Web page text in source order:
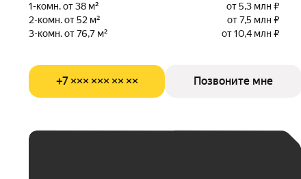
1-комн. от 38 м²
от 5,3 млн ₽
2-комн. от 52 м²
от 7,5 млн ₽
3-комн. от 76,7 м²
от 10,4 млн ₽
+7 ××× ××× ×× ×× Позвоните мне